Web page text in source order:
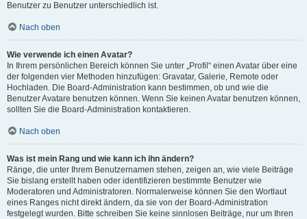
Benutzer zu Benutzer unterschiedlich ist.
Nach oben
Wie verwende ich einen Avatar?
In Ihrem persönlichen Bereich können Sie unter „Profil“ einen Avatar über eine
der folgenden vier Methoden hinzufügen: Gravatar, Galerie, Remote oder
Hochladen. Die Board-Administration kann bestimmen, ob und wie die
Benutzer Avatare benutzen können. Wenn Sie keinen Avatar benutzen können,
sollten Sie die Board-Administration kontaktieren.
Nach oben
Was ist mein Rang und wie kann ich ihn ändern?
Ränge, die unter Ihrem Benutzernamen stehen, zeigen an, wie viele Beiträge
Sie bislang erstellt haben oder identifizieren bestimmte Benutzer wie
Moderatoren und Administratoren. Normalerweise können Sie den Wortlaut
eines Ranges nicht direkt ändern, da sie von der Board-Administration
festgelegt wurden. Bitte schreiben Sie keine sinnlosen Beiträge, nur um Ihren